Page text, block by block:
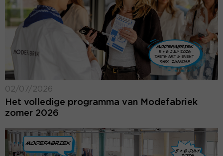
02/07/2026
Het volledige programma van Modefabriek
zomer 2026